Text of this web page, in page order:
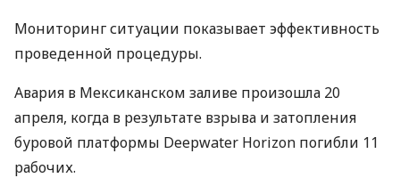
Мониторинг ситуации показывает эффективность
проведенной процедуры.
Авария в Мексиканском заливе произошла 20
апреля, когда в результате взрыва и затопления
буровой платформы Deepwater Horizon погибли 11
рабочих.